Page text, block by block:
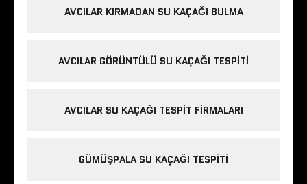
AVCILAR KIRMADAN SU KAÇAĞI BULMA
AVCILAR GÖRÜNTÜLÜ SU KAÇAĞI TESPITI
AVCILAR SU KAÇAĞI TESPIT FIRMALARI
GÜMÜŞPALA SU KAÇAĞI TESPITI